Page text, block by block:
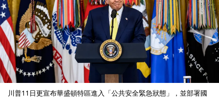
川普11日更宣布華盛頓特區進入「公共安全緊急狀態」，並部署國